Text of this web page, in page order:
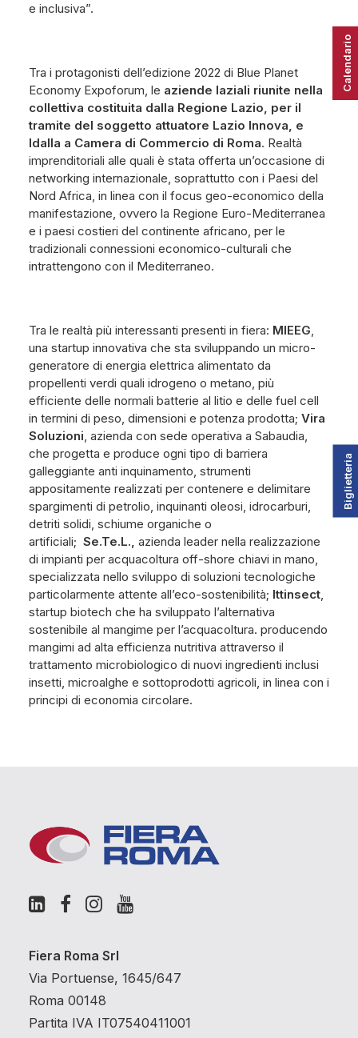
e inclusiva”.
Tra i protagonisti dell’edizione 2022 di Blue Planet
Economy Expoforum, le aziende laziali riunite nella
collettiva costituita dalla Regione Lazio, per il
tramite del soggetto attuatore Lazio Innova, e
ldalla a Camera di Commercio di Roma. Realtà
imprenditoriali alle quali è stata offerta un’occasione di
networking internazionale, soprattutto con i Paesi del
Nord Africa, in linea con il focus geo-economico della
manifestazione, ovvero la Regione Euro-Mediterranea
e i paesi costieri del continente africano, per le
tradizionali connessioni economico-culturali che
intrattengono con il Mediterraneo.
Tra le realtà più interessanti presenti in fiera: MIEEG,
una startup innovativa che sta sviluppando un micro-
generatore di energia elettrica alimentato da
propellenti verdi quali idrogeno o metano, più
efficiente delle normali batterie al litio e delle fuel cell
in termini di peso, dimensioni e potenza prodotta; Vira
Soluzioni, azienda con sede operativa a Sabaudia,
che progetta e produce ogni tipo di barriera
galleggiante anti inquinamento, strumenti
appositamente realizzati per contenere e delimitare
spargimenti di petrolio, inquinanti oleosi, idrocarburi,
detriti solidi, schiume organiche o
artificiali; Se.Te.L., azienda leader nella realizzazione
di impianti per acquacoltura off-shore chiavi in mano,
specializzata nello sviluppo di soluzioni tecnologiche
particolarmente attente all’eco-sostenibilità; Ittinsect,
startup biotech che ha sviluppato l’alternativa
sostenibile al mangime per l’acquacoltura. producendo
mangimi ad alta efficienza nutritiva attraverso il
trattamento microbiologico di nuovi ingredienti inclusi
insetti, microalghe e sottoprodotti agricoli, in linea con i
principi di economia circolare.
Fiera Roma Srl
Via Portuense, 1645/647
Roma 00148
Partita IVA IT07540411001
Biglietteria
Calendario